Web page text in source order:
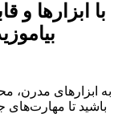
با ابزارها و
به ابزارهای مدرن،
باشید تا مهارت‌های